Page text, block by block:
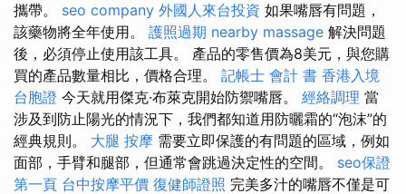
攜帶。 seo company 外國人來台投資 如果嘴唇有問題，
該藥物將全年使用。 護照過期 nearby massage 解決問題
後，必須停止使用該工具。 產品的零售價為8美元，與您購
買的產品數量相比，價格合理。 記帳士 會計 書 香港入境
台胞證 今天就用傑克·布萊克開始防禦嘴唇。 經絡調理 當
涉及到防止陽光的情況下，我們都知道用防曬霜的“泡沫”的
經典規則。 大腿 按摩 需要立即保護的有問題的區域，例如
面部，手臂和腿部，但通常會跳過決定性的空間。 seo保證
第一頁 台中按摩平價 復健師證照 完美多汁的嘴唇不僅是可